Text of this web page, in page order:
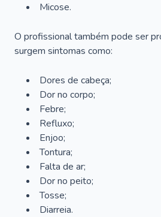
Micose.
O profissional também pode ser
surgem sintomas como:
Dores de cabeça;
Dor no corpo;
Febre;
Refluxo;
Enjoo;
Tontura;
Falta de ar;
Dor no peito;
Tosse;
Diarreia.